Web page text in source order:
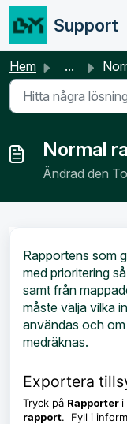
Hoppa över till
Support
Hem ...
Normal
Ändrad den
Rapportens som
med prioritering
samt från
måste välja vilka
användas och
medräknas.
Exportera
Tryck på Rapporter i
rapport. Fyll i